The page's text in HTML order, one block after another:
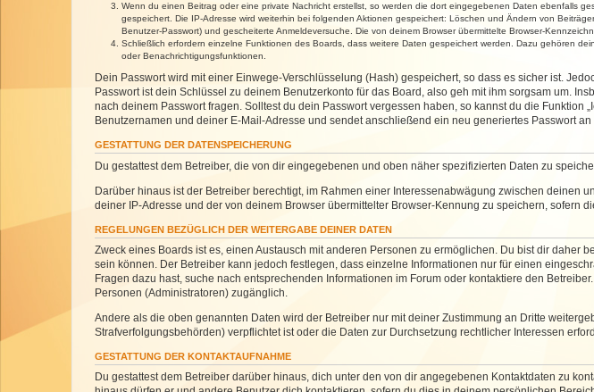
Wenn du einen Beitrag oder eine private Nachricht erstellst, so werden die dort eingegebenen Daten ebenfalls
gespeichert. Die IP-Adresse wird weiterhin bei folgenden Aktionen gespeichert: Löschen und Ändern von
Benutzer-Passwort) und gescheiterte Anmeldeversuche. Die von deinem Browser übermittelte Browser-
Schließlich erfordern einzelne Funktionen des Boards, dass weitere Daten gespeichert werden. Dazu gehören
oder Benachrichtigungsfunktionen.
Dein Passwort wird mit einer Einwege-Verschlüsselung (Hash) gespeichert, so dass es sicher ist.
Passwort ist dein Schlüssel zu deinem Benutzerkonto für das Board, also geh mit ihm sorgsam um.
nach deinem Passwort fragen. Solltest du dein Passwort vergessen haben, so kannst du die
Benutzernamen und deiner E-Mail-Adresse und sendet anschließend ein neu generiertes Passwort
GESTATTUNG DER DATENSPEICHERUNG
Du gestattest dem Betreiber, die von dir eingegebenen und oben näher spezifizierten Daten zu
Darüber hinaus ist der Betreiber berechtigt, im Rahmen einer Interessenabwägung zwischen deinen
deiner IP-Adresse und der von deinem Browser übermittelter Browser-Kennung zu speichern, sofern
REGELUNGEN BEZÜGLICH DER WEITERGABE DEINER DATEN
Zweck eines Boards ist es, einen Austausch mit anderen Personen zu ermöglichen. Du bist dir
sein können. Der Betreiber kann jedoch festlegen, dass einzelne Informationen nur für einen
Fragen dazu hast, suche nach entsprechenden Informationen im Forum oder kontaktiere den
Personen (Administratoren) zugänglich.
Andere als die oben genannten Daten wird der Betreiber nur mit deiner Zustimmung an Dritte
Strafverfolgungsbehörden) verpflichtet ist oder die Daten zur Durchsetzung rechtlicher Interessen
GESTATTUNG DER KONTAKTAUFNAHME
Du gestattest dem Betreiber darüber hinaus, dich unter den von dir angegebenen Kontaktdaten zu